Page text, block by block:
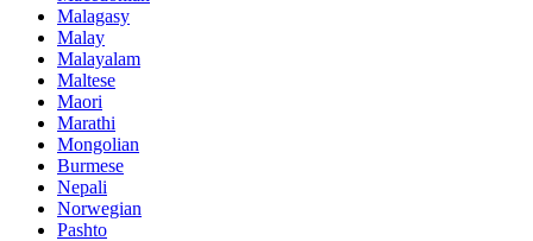
Malagasy
Malay
Malayalam
Maltese
Maori
Marathi
Mongolian
Burmese
Nepali
Norwegian
Pashto